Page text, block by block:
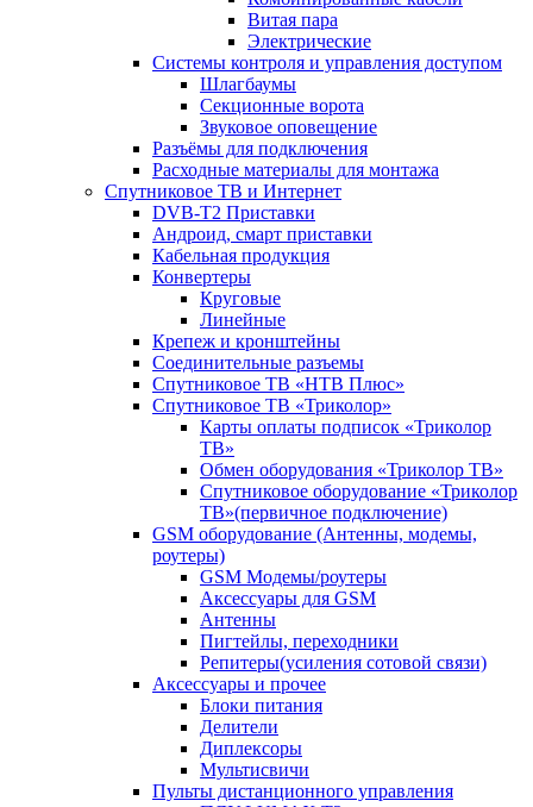
Витая пара
Электрические
Системы контроля и управления доступом
Шлагбаумы
Секционные ворота
Звуковое оповещение
Разъёмы для подключения
Расходные материалы для монтажа
Спутниковое ТВ и Интернет
DVB-Т2 Приставки
Андроид, смарт приставки
Кабельная продукция
Конвертеры
Круговые
Линейные
Крепеж и кронштейны
Соединительные разъемы
Спутниковое ТВ «НТВ Плюс»
Спутниковое ТВ «Триколор»
Карты оплаты подписок «Триколор
ТВ»
Обмен оборудования «Триколор ТВ»
Спутниковое оборудование «Триколор
ТВ»(первичное подключение)
GSM оборудование (Антенны, модемы,
роутеры)
GSM Модемы/роутеры
Аксессуары для GSM
Антенны
Пигтейлы, переходники
Репитеры(усиления сотовой связи)
Аксессуары и прочее
Блоки питания
Делители
Диплексоры
Мультисвичи
Пульты дистанционного управления